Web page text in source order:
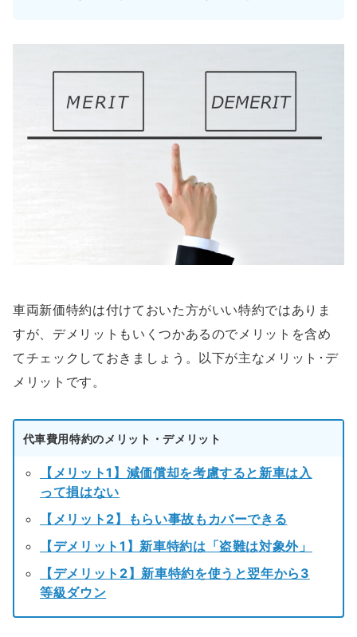
車両新価特約は付けておいた方がいい特約ではありま
すが、デメリットもいくつかあるのでメリットを含め
てチェックしておきましょう。以下が主なメリット･デ
メリットです。
代車費用特約のメリット・デメリット
【メリット1】減価償却を考慮すると新車は入
って損はない
【メリット2】もらい事故もカバーできる
【デメリット1】新車特約は「盗難は対象外」
【デメリット2】新車特約を使うと翌年から3
等級ダウン